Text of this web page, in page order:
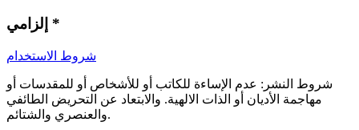
*
شروط الاستخدام
شروط النشر: عدم الإساءة للكاتب أو للأشخاص أو للمقدسات أو
مهاجمة الأديان أو الذات الالهية. والابتعاد عن التحريض الطائفي
والعنصري والشتائم.